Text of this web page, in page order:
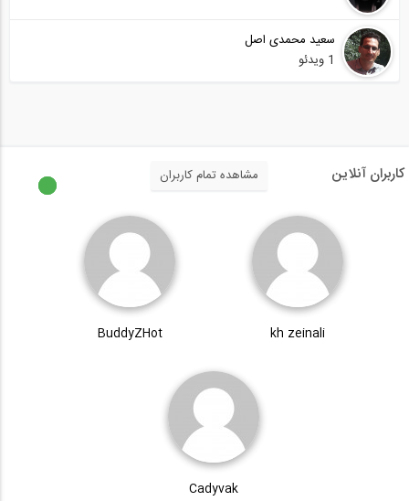
سعید محمدی اصل
1 ویدئو
کاربران آنلاین مشاهده تمام کاربران
kh zeinali
BuddyZHot
Cadyvak